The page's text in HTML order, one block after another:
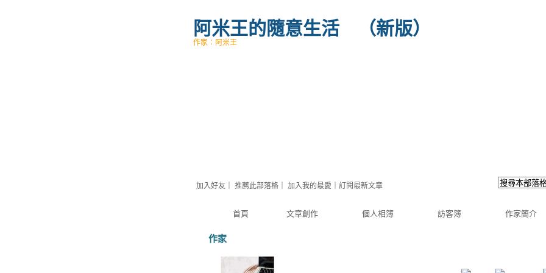
阿米王的隨意生活 （新版）
首頁 文章創作 個人相簿 訪客簿 作家簡介
加入好友 推薦此部落格 加入我的最愛 訂閱最新文章
作家：阿米王
作家